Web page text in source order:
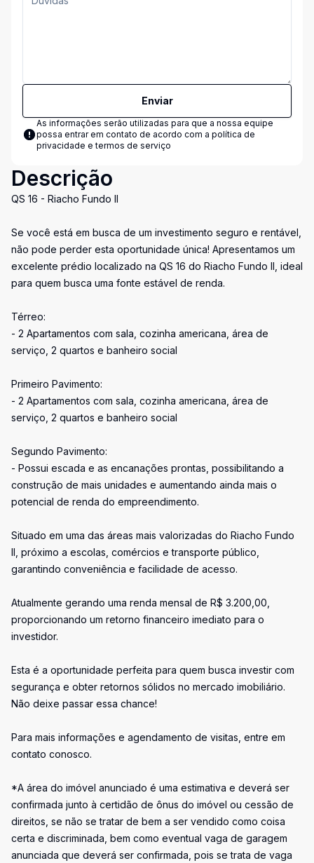
Enviar
As informações serão utilizadas para que a nossa equipe
possa entrar em contato de acordo com a política de
privacidade e termos de serviço
Descrição
QS 16 - Riacho Fundo II
Se você está em busca de um investimento seguro e rentável,
não pode perder esta oportunidade única! Apresentamos um
excelente prédio localizado na QS 16 do Riacho Fundo II, ideal
para quem busca uma fonte estável de renda.
Térreo:
- 2 Apartamentos com sala, cozinha americana, área de
serviço, 2 quartos e banheiro social
Primeiro Pavimento:
- 2 Apartamentos com sala, cozinha americana, área de
serviço, 2 quartos e banheiro social
Segundo Pavimento:
- Possui escada e as encanações prontas, possibilitando a
construção de mais unidades e aumentando ainda mais o
potencial de renda do empreendimento.
Situado em uma das áreas mais valorizadas do Riacho Fundo
II, próximo a escolas, comércios e transporte público,
garantindo conveniência e facilidade de acesso.
Atualmente gerando uma renda mensal de R$ 3.200,00,
proporcionando um retorno financeiro imediato para o
investidor.
Esta é a oportunidade perfeita para quem busca investir com
segurança e obter retornos sólidos no mercado imobiliário.
Não deixe passar essa chance!
Para mais informações e agendamento de visitas, entre em
contato conosco.
*A área do imóvel anunciado é uma estimativa e deverá ser
confirmada junto à certidão de ônus do imóvel ou cessão de
direitos, se não se tratar de bem a ser vendido como coisa
certa e discriminada, bem como eventual vaga de garagem
anunciada que deverá ser confirmada, pois se trata de vaga